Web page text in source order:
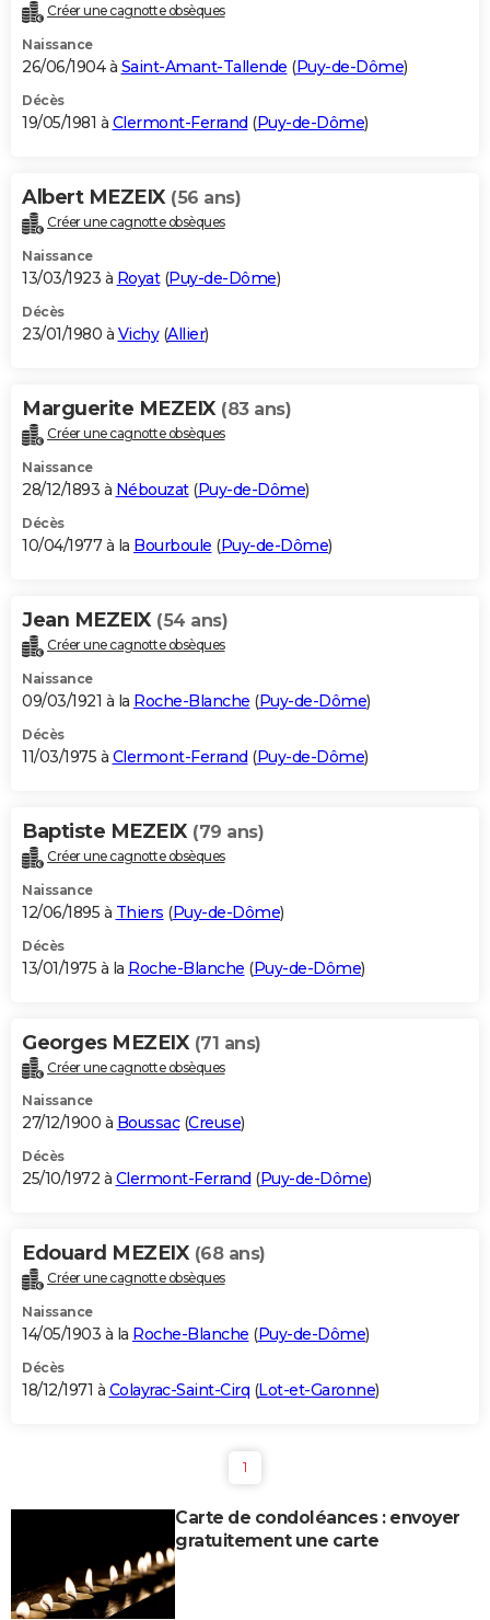
Créer une cagnotte obsèques
Naissance
26/06/1904 à Saint-Amant-Tallende (Puy-de-Dôme)
Décès
19/05/1981 à Clermont-Ferrand (Puy-de-Dôme)
Albert MEZEIX (56 ans)
Créer une cagnotte obsèques
Naissance
13/03/1923 à Royat(Puy-de-Dôme)
Décès
23/01/1980 à Vichy(Allier)
Marguerite MEZEIX (83 ans)
Créer une cagnotte obsèques
Naissance
28/12/1893 à Nébouzat(Puy-de-Dôme)
Décès
10/04/1977 à la Bourboule (Puy-de-Dôme)
Jean MEZEIX (54 ans)
Créer une cagnotte obsèques
Naissance
09/03/1921 à la Roche-Blanche (Puy-de-Dôme)
Décès
11/03/1975 à Clermont-Ferrand (Puy-de-Dôme)
Baptiste MEZEIX (79 ans)
Créer une cagnotte obsèques
Naissance
12/06/1895 à Thiers (Puy-de-Dôme)
Décès
13/01/1975 à la Roche-Blanche (Puy-de-Dôme)
Georges MEZEIX (71 ans)
Créer une cagnotte obsèques
Naissance
27/12/1900 à Boussac(Creuse)
Décès
25/10/1972 à Clermont-Ferrand (Puy-de-Dôme)
Edouard MEZEIX (68 ans)
Créer une cagnotte obsèques
Naissance
14/05/1903 à la Roche-Blanche (Puy-de-Dôme)
Décès
18/12/1971 à Colayrac-Saint-Cirq (Lot-et-Garonne)
1
Carte de condoléances : envoyer
gratuitement une carte